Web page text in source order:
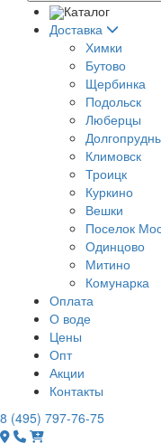
Каталог
Доставка
Химки
Бутово
Щербинка
Подольск
Люберцы
Климовск
Троицк
Куркино
Вешки
Поселок
Одинцово
Митино
Комунарка
Оплата
О воде
Цены
Опт
Акции
Контакты
8 (495) 797-76-75